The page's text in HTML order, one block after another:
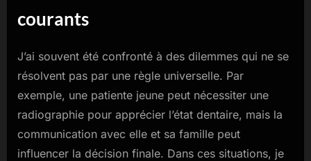
courants
J’ai souvent été confronté à des dilemmes qui ne se
résolvent pas par une règle universelle. Par
exemple, une patiente jeune peut nécessiter une
radiographie pour apprécier l’état dentaire, mais la
communication avec elle et sa famille peut
influencer la décision finale. Dans ces situations, je